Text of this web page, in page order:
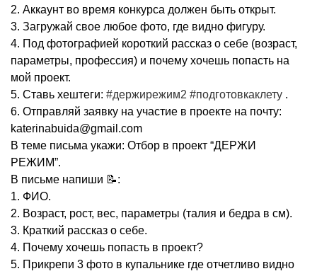
2. Аккаунт во время конкурса должен быть открыт.
3. Загружай свое любое фото, где видно фигуру.
4. Под фотографией короткий рассказ о себе (возраст,
параметры, профессия) и почему хочешь попасть на
мой проект.
5. Ставь хештеги: #держирежим2 #подготовкаклету .
6. Отправляй заявку на участие в проекте на почту:
katerinabuida@gmail.com
В теме письма укажи: Отбор в проект “ДЕРЖИ
РЕЖИМ”.
В письме напиши 📝:
1. ФИО.
2. Возраст, рост, вес, параметры (талия и бедра в см).
3. Краткий рассказ о себе.
4. Почему хочешь попасть в проект?
5. Прикрепи 3 фото в купальнике где отчетливо видно